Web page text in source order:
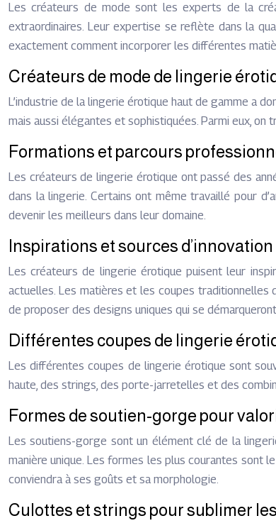
Les créateurs de mode sont les experts de la
extraordinaires. Leur expertise se reflète dans la
exactement comment incorporer les différentes
Créateurs de mode de lingerie
L’industrie de la lingerie érotique haut de gamme a
mais aussi élégantes et sophistiquées. Parmi eux, on
Formations et parcours
Les créateurs de lingerie érotique ont passé des
dans la lingerie. Certains ont même travaillé pour
devenir les meilleurs dans leur domaine.
Inspirations et sources d’innovation
Les créateurs de lingerie érotique puisent leur
actuelles. Les matières et les coupes traditionnelles
de proposer des designs uniques qui se
Différentes coupes de lingerie
Les différentes coupes de lingerie érotique sont
haute, des strings, des porte-jarretelles et des
Formes de soutien-gorge pour
Les soutiens-gorge sont un élément clé de la
manière unique. Les formes les plus courantes sont
conviendra à ses goûts et sa morphologie.
Culottes et strings pour sublimer